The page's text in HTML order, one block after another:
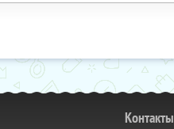
Контакты